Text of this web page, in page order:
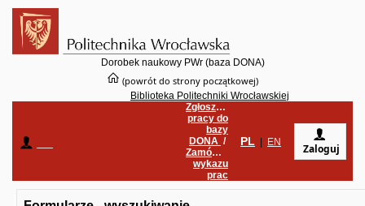
Dorobek naukowy PWr (baza DONA)
(powrót do strony początkowej)
Biblioteka Politechniki Wrocławskiej
Zgłoszenie
pracy do
bazy
DONA /
Zamówienie
wykazu
prac
PL EN Zaloguj